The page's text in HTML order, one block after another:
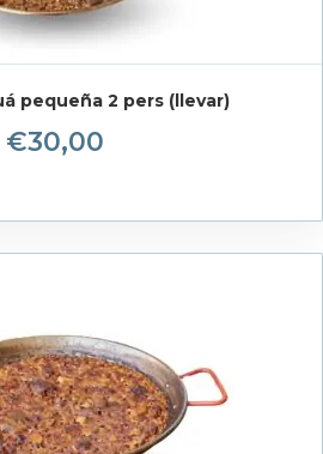
pequeña 2 pers (llevar)
€30,00